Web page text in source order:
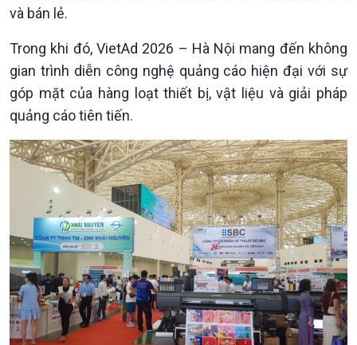
và bán lẻ.
Trong khi đó, VietAd 2026 – Hà Nội mang đến không
gian trình diễn công nghệ quảng cáo hiện đại với sự
góp mặt của hàng loạt thiết bị, vật liệu và giải pháp
quảng cáo tiên tiến.